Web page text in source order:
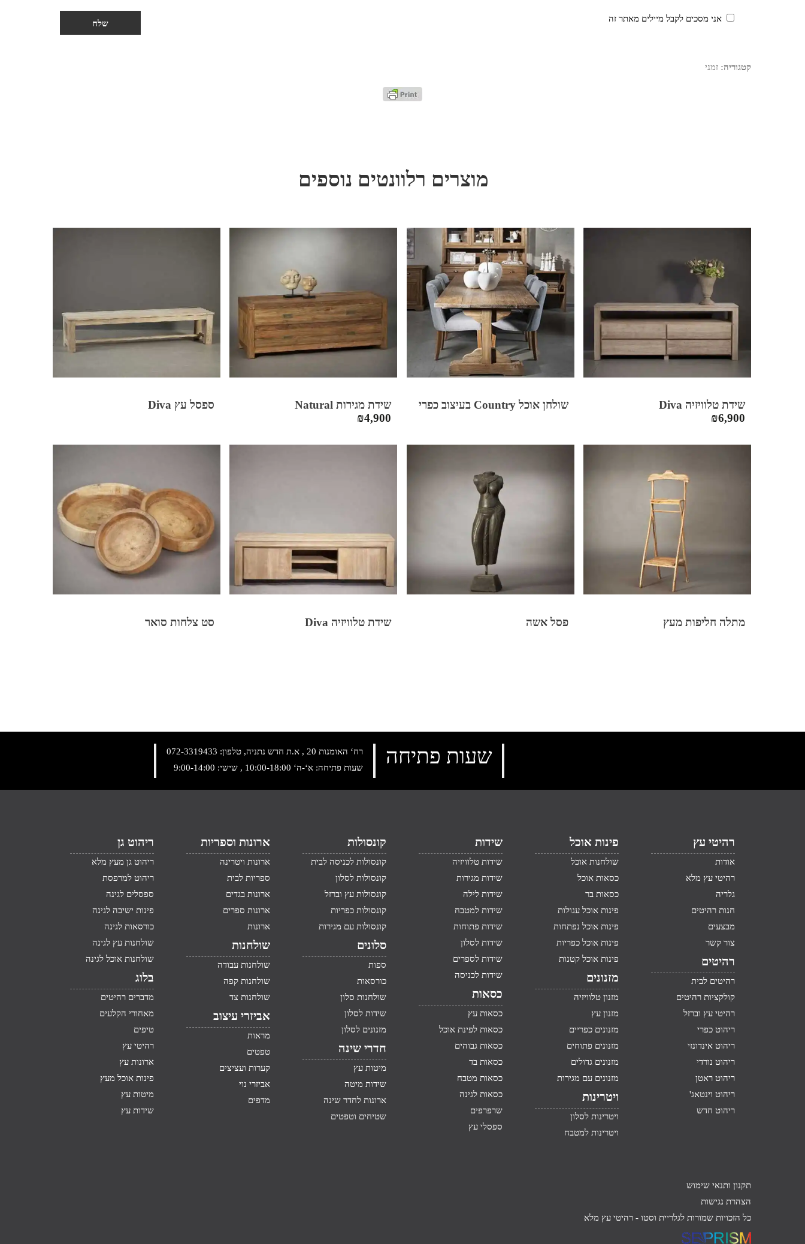
אני מסכים לקבל מיילים מאתר זה
קטגוריה: זמני
מוצרים רלוונטים נוספים
שידת טלוויזיה Diva
₪6,900
שולחן אוכל Country בעיצוב כפרי
שידת מגירות Natural
₪4,900
ספסל עץ Diva
מתלה חליפות מעץ פסל אשה שידת טלוויזיה Diva סט צלחות סואר
רח‘ האומנות 20 , א.ת חדש נתניה, טלפון:
072-3319433
שעות פתיחה: א‘-ה‘ 10:00-18:00 , שישי: 9:00-14:00
שעות פתיחה
רהיטי עץ
אודות
רהיטי עץ מלא
גלריה
חנות רהיטים
מבצעים
צור קשר
רהיטים
רהיטים לבית
קולקציות רהיטים
רהיטי עץ וברזל
ריהוט כפרי
ריהוט אינדונזי
ריהוט נורדי
ריהוט ראטן
ריהוט וינטאג'
ריהוט חדש
פינות אוכל
שולחנות אוכל
כסאות אוכל
כסאות בר
פינות אוכל עגולות
פינות אוכל נפתחות
פינות אוכל כפריות
פינות אוכל קטנות
מזנונים
מזנון טלוויזיה
מזנון עץ
מזנונים כפריים
מזנונים פתוחים
מזנונים גדולים
מזנונים עם מגירות
ויטרינות
ויטרינות לסלון
ויטרינות למטבח
שידות
שידות טלוויזיה
שידות מגירות
שידות לילה
שידות למטבח
שידות פתוחות
שידות לסלון
שידות לספרים
שידות לכניסה
כסאות
כסאות עץ
כסאות לפינת אוכל
כסאות גבוהים
כסאות בד
כסאות מטבח
כסאות לגינה
שרפרפים
ספסלי עץ
קונסולות
קונסולות לכניסה לבית
קונסולות לסלון
קונסולות עץ וברזל
קונסולות כפריות
קונסולות עם מגירות
סלונים
ספות
כורסאות
שולחנות סלון
שידות לסלון
מזנונים לסלון
חדרי שינה
מיטות עץ
שידות מיטה
ארונות לחדר שינה
שטיחים וטפטים
ארונות וספריות
ארונות ויטרינה
ספריות לבית
ארונות בגדים
ארונות ספרים
ארונות
שולחנות
שולחנות עבודה
שולחנות קפה
שולחנות צד
אביזרי עיצוב
מראות
טפטים
קערות ועציצים
אביזרי נוי
מדפים
ריהוט גן
ריהוט גן מעץ מלא
ריהוט למרפסת
ספסלים לגינה
פינות ישיבה לגינה
כורסאות לגינה
שולחנות עץ לגינה
שולחנות אוכל לגינה
בלוג
מדברים רהיטים
מאחורי הקלעים
טיפים
רהיטי עץ
ארונות עץ
פינות אוכל מעץ
מיטות עץ
שידות עץ
תקנון ותנאי שימוש
הצהרת נגישות
כל הזכויות שמורות לגלריית וסטו - רהיטי עץ מלא